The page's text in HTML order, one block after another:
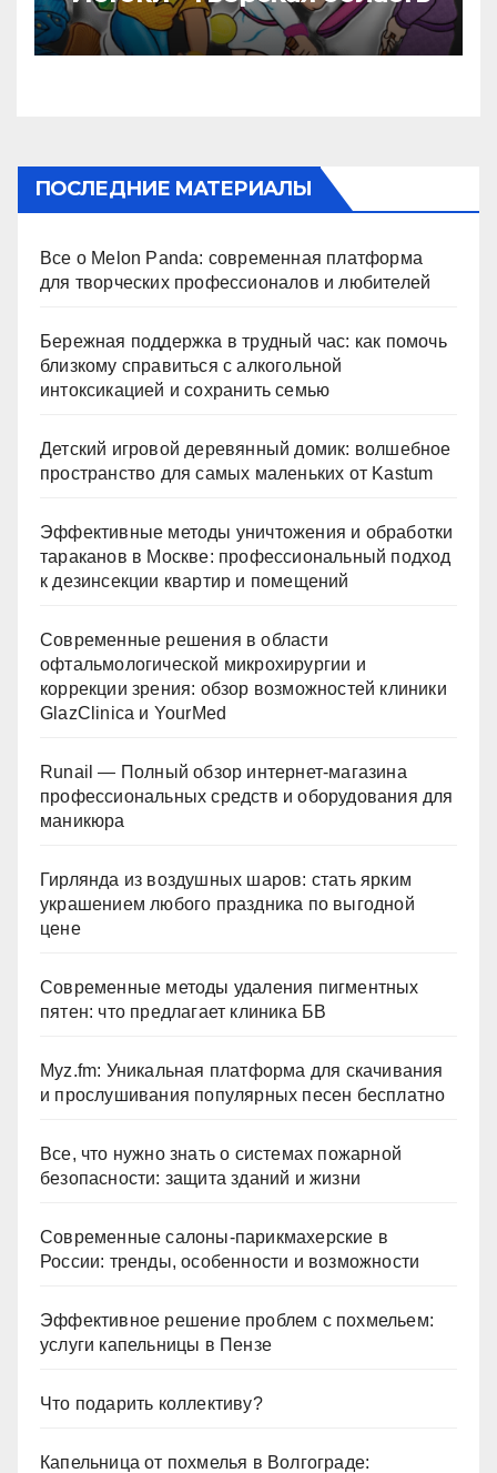
ПОСЛЕДНИЕ МАТЕРИАЛЫ
Все о Melon Panda: современная платформа
для творческих профессионалов и любителей
Бережная поддержка в трудный час: как помочь
близкому справиться с алкогольной
интоксикацией и сохранить семью
Детский игровой деревянный домик: волшебное
пространство для самых маленьких от Kastum
Эффективные методы уничтожения и обработки
тараканов в Москве: профессиональный подход
к дезинсекции квартир и помещений
Современные решения в области
офтальмологической микрохирургии и
коррекции зрения: обзор возможностей клиники
GlazClinica и YourMed
Runail — Полный обзор интернет-магазина
профессиональных средств и оборудования для
маникюра
Гирлянда из воздушных шаров: стать ярким
украшением любого праздника по выгодной
цене
Современные методы удаления пигментных
пятен: что предлагает клиника БВ
Myz.fm: Уникальная платформа для скачивания
и прослушивания популярных песен бесплатно
Все, что нужно знать о системах пожарной
безопасности: защита зданий и жизни
Современные салоны-парикмахерские в
России: тренды, особенности и возможности
Эффективное решение проблем с похмельем:
услуги капельницы в Пензе
Что подарить коллективу?
Капельница от похмелья в Волгограде: